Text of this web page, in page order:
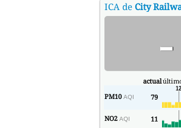
ICA de City
-
actual
PM10 AQI 79
NO2 AQI 11